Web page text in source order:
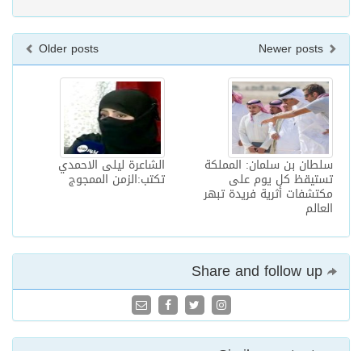
Older posts
الشاعرة ليلى الاحمدي
تكتب:الزمن الممجوج
سلطان بن سلمان: المملكة
تستيقظ كل يوم على
مكتشفات أثرية فريدة تبهر
العالم